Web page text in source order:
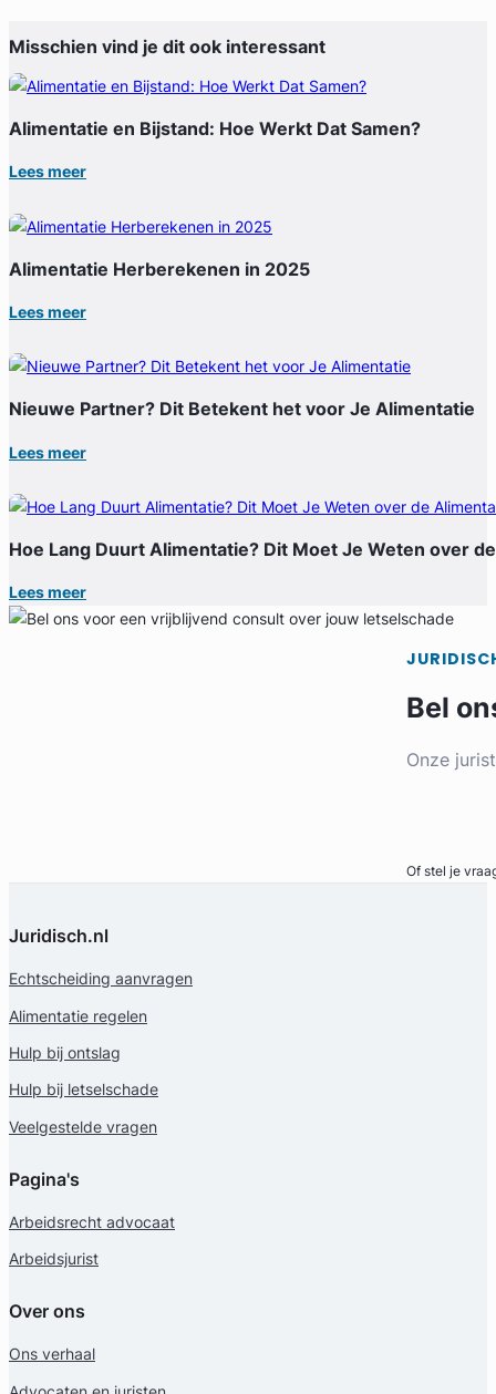
Misschien vind je dit ook interessant
Alimentatie en Bijstand: Hoe Werkt Dat Samen?
Lees meer
Alimentatie Herberekenen in 2025
Lees meer
Nieuwe Partner? Dit Betekent het voor Je Alimentatie
Lees meer
Hoe Lang Duurt Alimentatie? Dit Moet Je Weten over
Lees meer
Bel
Onze
Of stel je
Juridisch.nl
Echtscheiding aanvragen
Alimentatie regelen
Hulp bij ontslag
Hulp bij letselschade
Veelgestelde vragen
Pagina's
Arbeidsrecht advocaat
Arbeidsjurist
Over ons
Ons verhaal